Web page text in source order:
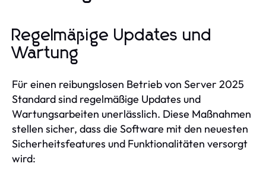
Regelmäßige Updates und
Wartung
Für einen reibungslosen Betrieb von Server 2025
Standard sind regelmäßige Updates und
Wartungsarbeiten unerlässlich. Diese Maßnahmen
stellen sicher, dass die Software mit den neuesten
Sicherheitsfeatures und Funktionalitäten versorgt
wird: